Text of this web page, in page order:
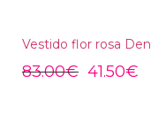
Vestido flor rosa
83.00€ 41.50€